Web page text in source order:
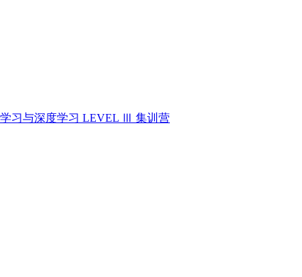
习与深度学习 LEVEL Ⅲ 集训营